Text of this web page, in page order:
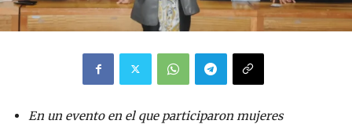
En un evento en el que participaron mujeres